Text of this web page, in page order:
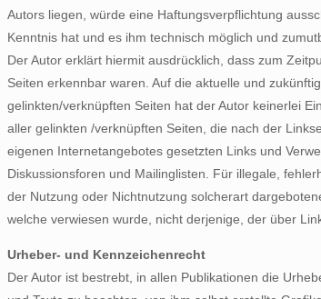
Autors liegen, würde eine Haftungsverpflichtung
Kenntnis hat und es ihm technisch möglich und
Der Autor erklärt hiermit ausdrücklich, dass zum
Seiten erkennbar waren. Auf die aktuelle und
gelinkten/verknüpften Seiten hat der Autor keinerlei
aller gelinkten /verknüpften Seiten, die nach der
eigenen Internetangebotes gesetzten Links und
Diskussionsforen und Mailinglisten. Für illegale,
der Nutzung oder Nichtnutzung solcherart
welche verwiesen wurde, nicht derjenige, der über
Urheber- und Kennzeichenrecht
Der Autor ist bestrebt, in allen Publikationen die